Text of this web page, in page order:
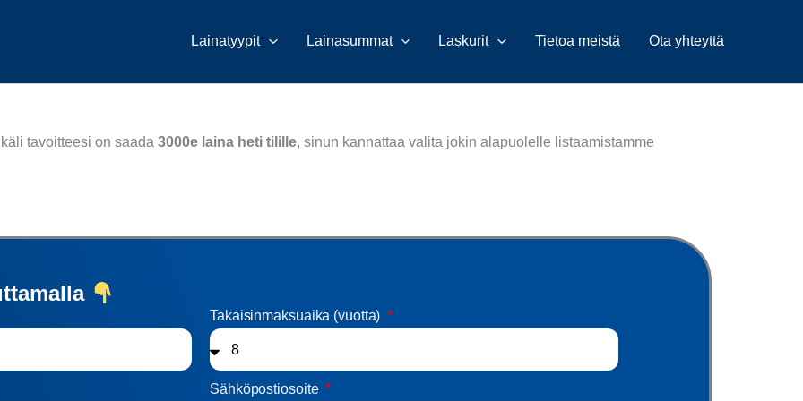
Lainatyypit Lainasummat Laskurit Tietoa meistä Ota yhteyttä
tavoitteesi on saada 3000e laina heti tilille, sinun kannattaa valita jokin alapuolelle listaamistamme
Takaisinmaksuaika (vuotta)
Sähköpostiosoite